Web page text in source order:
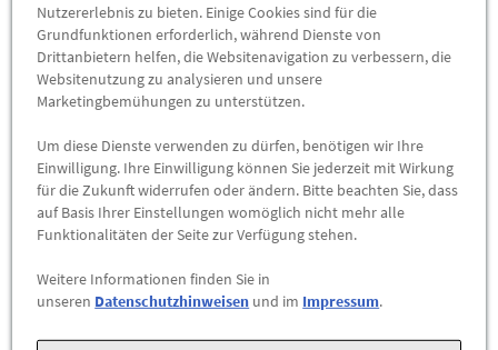
Abholung
Preis inkl.19%MwSt.
Abholbar andiesen Standorten
12,00 €
-
ZUM WARENKORB HINZUFÜGEN
Herstellerangaben:Škoda Auto Deutschland GmbH |
Planck-Straße 3-5 |64331 Weiterstadt |Webseite:
https://www.skoda-auto.de
Nutzererlebnis zu bieten. Einige Cookies sind für die
Grundfunktionen erforderlich, während Dienste von
Drittanbietern helfen, die Websitenavigation zu verbessern, die
Websitenutzung zu analysieren und unsere
Marketingbemühungen zu unterstützen.
Um diese Dienste verwenden zu dürfen, benötigen wir Ihre
Einwilligung. Ihre Einwilligung können Sie jederzeit mit Wirkung
für die Zukunft widerrufen oder ändern. Bitte beachten Sie, dass
auf Basis Ihrer Einstellungen womöglich nicht mehr alle
Funktionalitäten der Seite zur Verfügung stehen.
Weitere Informationen finden Sie in
unseren Datenschutzhinweisen und im Impressum.